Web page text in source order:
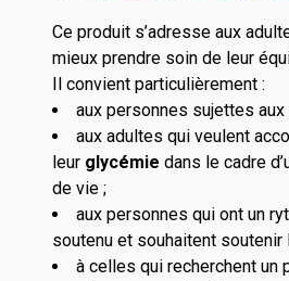
Ce produit s’adresse aux
mieux prendre soin de leur
Il convient particulièrement :
aux personnes sujettes aux
aux adultes qui veulent
leur glycémie dans le cadre
de vie ;
aux personnes qui ont un
soutenu et souhaitent soutenir
à celles qui recherchent un